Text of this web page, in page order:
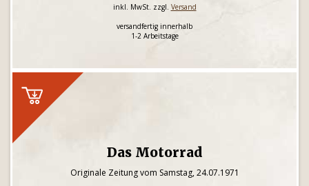
inkl. MwSt. zzgl. Versand
versandfertig innerhalb
1-2 Arbeitstage
Das Motorrad
Originale Zeitung vom Samstag, 24.07.1971